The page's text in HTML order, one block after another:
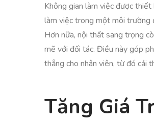
Không gian làm việc được
làm việc trong một môi trường
Hơn nữa, nội thất sang trọng
mẽ với đối tác. Điều này góp
thẳng cho nhân viên, từ đó cải
Tăng Giá